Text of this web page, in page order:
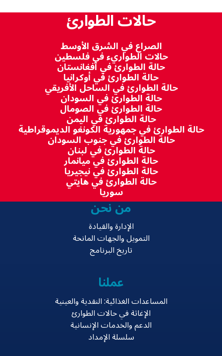
حالات الطوارئ
الصراع في الشرق الأوسط
حالات الطواريء في فلسطين
حالة الطوارئ في أفغانستان
حالة الطوارئ في أوكرانيا
حالة الطوارئ في الساحل الأفريقي
حالة الطوارئ في السودان
حالة الطوارئ في الصومال
حالة الطوارئ في اليمن
حالة الطوارئ في جمهورية الكونغو الديموقراطية
حالة الطوارئ في جنوب السودان
حالة الطوارئ في لبنان
حالة الطوارئ في ميانمار
حالة الطوارئ في نيجيريا
حالة الطوارئ في هايتي
سوريا
من نحن
الإدارة والقيادة
التمويل والجهات المانحة
تاريخ البرنامج
عملنا
المساعدات الغذائية: النقدية والعينية
الإغاثة في حالات الطوارئ
الدعم والخدمات الإنسانية
سلسلة الإمداد